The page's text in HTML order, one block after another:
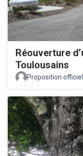
Réouverture
Toulousains
Proposition